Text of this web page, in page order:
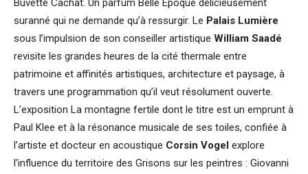
Buvette Cachat. Un parfum Belle Epoque délicieusement
suranné qui ne demande qu’à ressurgir. Le Palais Lumière
sous l’impulsion de son conseiller artistique William Saadé
revisite les grandes heures de la cité thermale entre
patrimoine et affinités artistiques, architecture et paysage, à
travers une programmation qu’il veut résolument ouverte.
L’exposition La montagne fertile dont le titre est un emprunt à
Paul Klee et à la résonance musicale de ses toiles, confiée à
l’artiste et docteur en acoustique Corsin Vogel explore
l’influence du territoire des Grisons sur les peintres : Giovanni